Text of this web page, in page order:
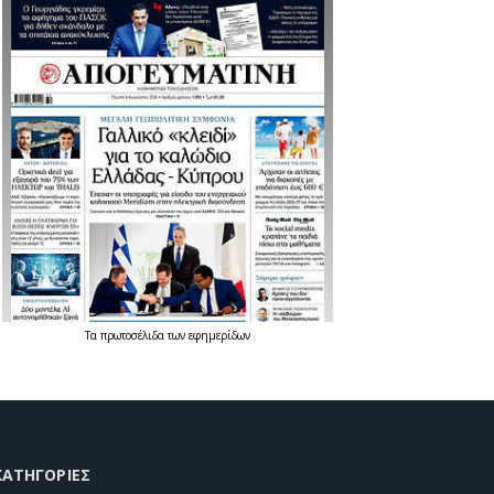
Τα πρωτοσέλιδατων εφημερίδων